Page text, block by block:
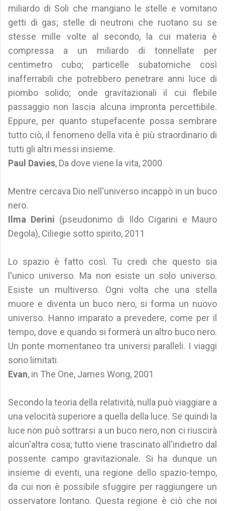
miliardo di Soli che mangiano le stelle e vomitano
getti di gas; stelle di neutroni che ruotano su se
stesse mille volte al secondo, la cui materia è
compressa a un miliardo di tonnellate per
centimetro cubo; particelle subatomiche così
inafferrabili che potrebbero penetrare anni luce di
piombo solido; onde gravitazionali il cui flebile
passaggio non lascia alcuna impronta percettibile.
Eppure, per quanto stupefacente possa sembrare
tutto ciò, il fenomeno della vita è più straordinario di
tutti gli altri messi insieme.
Paul Davies, Da dove viene la vita, 2000
Mentre cercava Dio nell'universo incappò in un buco
nero.
Ilma Derini (pseudonimo di Ildo Cigarini e Mauro
Degola), Ciliegie sotto spirito, 2011
Lo spazio è fatto così. Tu credi che questo sia
l'unico universo. Ma non esiste un solo universo.
Esiste un multiverso. Ogni volta che una stella
muore e diventa un buco nero, si forma un nuovo
universo. Hanno imparato a prevedere, come per il
tempo, dove e quando si formerà un altro buco nero.
Un ponte momentaneo tra universi paralleli. I viaggi
sono limitati.
Evan, in The One, James Wong, 2001
Secondo la teoria della relatività, nulla può viaggiare a
una velocità superiore a quella della luce. Se quindi la
luce non può sottrarsi a un buco nero, non ci riuscirà
alcun'altra cosa; tutto viene trascinato all'indietro dal
possente campo gravitazionale. Si ha dunque un
insieme di eventi, una regione dello spazio-tempo,
da cui non è possibile sfuggire per raggiungere un
osservatore lontano. Questa regione è ciò che noi